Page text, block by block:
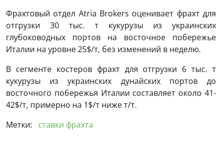
Фрахтовый отдел Atria Brokers оценивает фрахт для
отгрузки 30 тыс. т кукурузы из украинских
глубоководных портов на восточное побережье
Италии на уровне 25$/т, без изменений в неделю.
В сегменте костеров фрахт для отгрузки 6 тыс. т
кукурузы из украинских дунайских портов до
восточного побережья Италии составляет около 41-
42$/т, примерно на 1$/т ниже т/т.
Метки:
ставки фрахта